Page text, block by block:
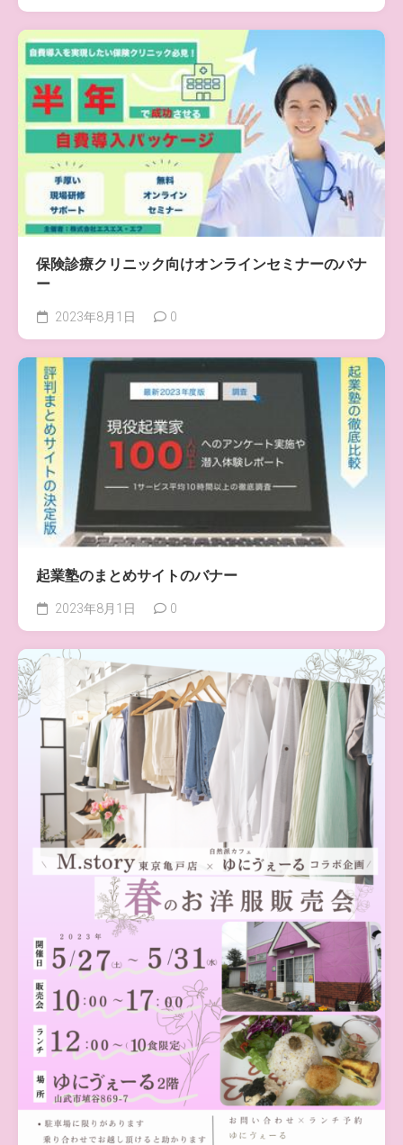
保険診療クリニック向けオンラインセミナーのバナ
ー
2023年8月1日 0
起業塾のまとめサイトのバナー
2023年8月1日 0